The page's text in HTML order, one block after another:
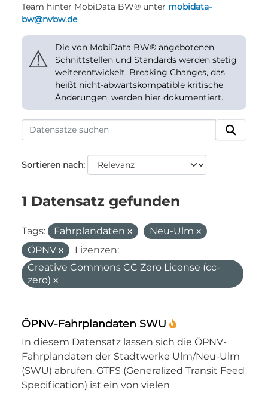
Team hinter MobiData BW® unter mobidata-
bw@nvbw.de.
⚠
Die von MobiData BW® angebotenen
Schnittstellen und Standards werden stetig
weiterentwickelt. Breaking Changes, das
heißt nicht-abwärtskompatible kritische
Änderungen, werden hier dokumentiert.
Sortieren nach
1 Datensatz gefunden
Tags: Fahrplandaten
Neu-Ulm
ÖPNV
Lizenzen:
Creative Commons CC Zero License (cc-
zero)
ÖPNV-Fahrplandaten SWU
In diesem Datensatz lassen sich die ÖPNV-
Fahrplandaten der Stadtwerke Ulm/Neu-Ulm
(SWU) abrufen. GTFS (Generalized Transit Feed
Specification) ist ein von vielen